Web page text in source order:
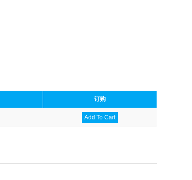
订购
Add To Cart